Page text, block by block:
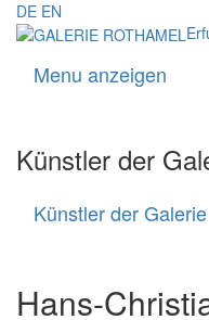
DE EN
Menu anzeigen
Künstler der
Künstler der Galerie
Hans-